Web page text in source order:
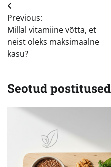
Navigeerimine
Previous:
Millal vitamiine võtta, et
neist oleks maksimaalne
kasu?
Seotud postitused